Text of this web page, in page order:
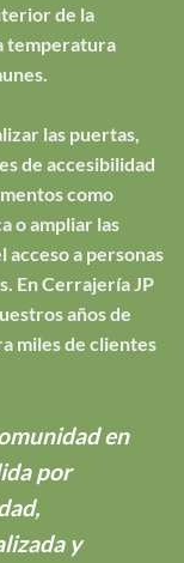
de la
temperatura
las puertas,
de accesibilidad
como
o ampliar las
a personas
En Cerrajería JP
años de
miles de clientes
en
por
y